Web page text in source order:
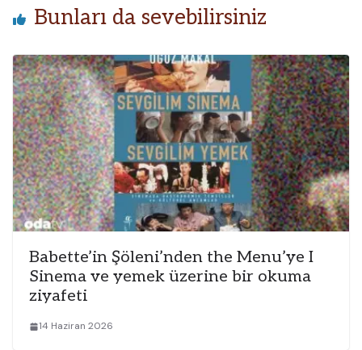
Bunları da sevebilirsiniz
Babette’in Şöleni’nden the Menu’ye I
Sinema ve yemek üzerine bir okuma
ziyafeti
14 Haziran 2026